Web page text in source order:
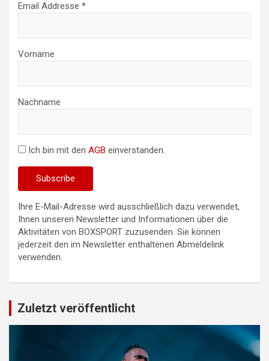
Email Addresse *
Vorname
Nachname
Ich bin mit den AGB einverstanden.
Ihre E-Mail-Adresse wird ausschließlich dazu verwendet,
Ihnen unseren Newsletter und Informationen über die
Aktivitäten von BOXSPORT zuzusenden. Sie können
jederzeit den im Newsletter enthaltenen Abmeldelink
verwenden.
Zuletzt veröffentlicht